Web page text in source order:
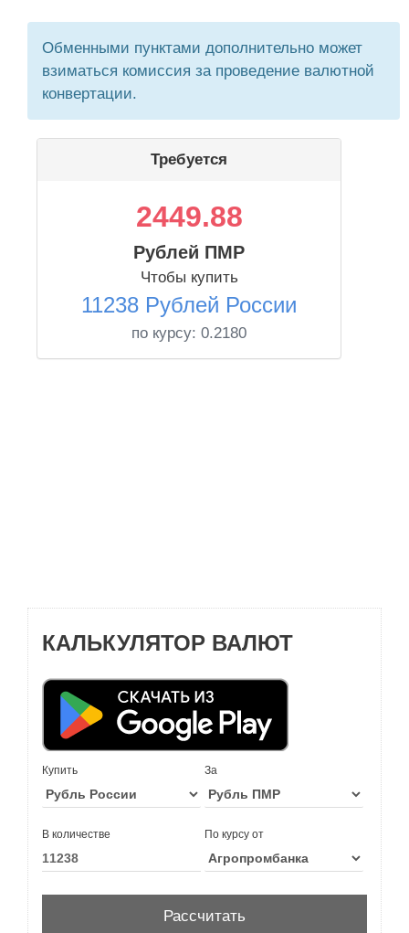
Обменными пунктами дополнительно может
взиматься комиссия за проведение валютной
конвертации.
Требуется
2449.88
Рублей ПМР
Чтобы купить
11238 Рублей России
по курсу: 0.2180
КАЛЬКУЛЯТОР ВАЛЮТ
Купить За
В количестве По курсу от